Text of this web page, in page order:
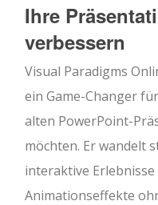
Ihre
verbessern
Visual Paradigms
ein Game-Changer
alten PowerPoint-
möchten. Er wandelt
interaktive
Animationseffekte